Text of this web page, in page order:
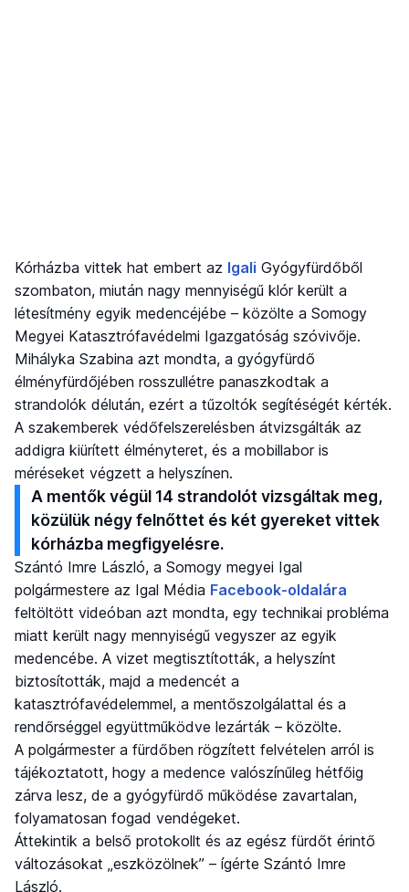
Kórházba vittek hat embert az Igali Gyógyfürdőből
szombaton, miután nagy mennyiségű klór került a
létesítmény egyik medencéjébe – közölte a Somogy
Megyei Katasztrófavédelmi Igazgatóság szóvivője.
Mihályka Szabina azt mondta, a gyógyfürdő
élményfürdőjében rosszullétre panaszkodtak a
strandolók délután, ezért a tűzoltók segítéségét kérték.
A szakemberek védőfelszerelésben átvizsgálták az
addigra kiürített élményteret, és a mobillabor is
méréseket végzett a helyszínen.
A mentők végül 14 strandolót vizsgáltak meg,
közülük négy felnőttet és két gyereket vittek
kórházba megfigyelésre.
Szántó Imre László, a Somogy megyei Igal
polgármestere az Igal Média Facebook-oldalára
feltöltött videóban azt mondta, egy technikai probléma
miatt került nagy mennyiségű vegyszer az egyik
medencébe. A vizet megtisztították, a helyszínt
biztosították, majd a medencét a
katasztrófavédelemmel, a mentőszolgálattal és a
rendőrséggel együttműködve lezárták – közölte.
A polgármester a fürdőben rögzített felvételen arról is
tájékoztatott, hogy a medence valószínűleg hétfőig
zárva lesz, de a gyógyfürdő működése zavartalan,
folyamatosan fogad vendégeket.
Áttekintik a belső protokollt és az egész fürdőt érintő
változásokat „eszközölnek” – ígérte Szántó Imre
László.